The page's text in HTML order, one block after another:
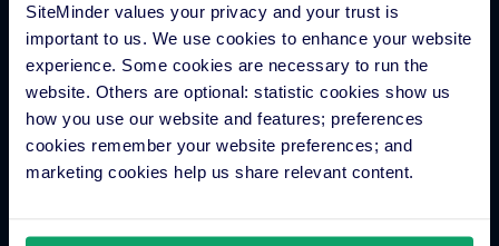
SiteMinder values your privacy and your trust is
important to us. We use cookies to enhance your website
experience. Some cookies are necessary to run the
website. Others are optional: statistic cookies show us
how you use our website and features; preferences
cookies remember your website preferences; and
marketing cookies help us share relevant content.
Gestor de canales para hoteles
Motor de reservas para hoteles
Creador de sitios web para hoteles
Gestión inteligente de tarifas hoteleras
Metabuscadores para hoteles
Procesamiento de pagos hoteleros